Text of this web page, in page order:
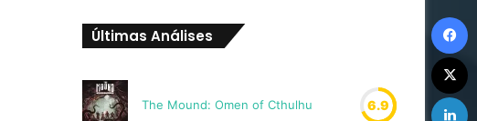
Últimas Análises
The Mound: Omen of Cthulhu 6.9